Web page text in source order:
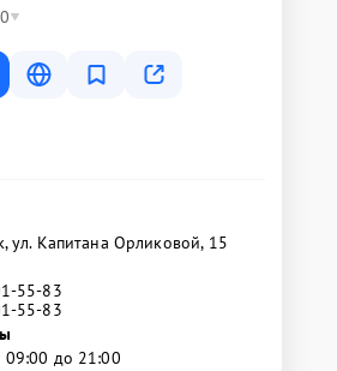
ул. Капитана Орликовой, 15
55-83
55-83
09:00 до 21:00